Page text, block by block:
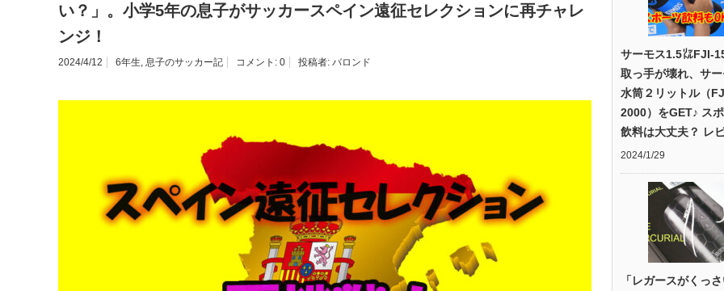
い？」。小学5年の息子がサッカースペイン遠征セレクションに再チャレ
ンジ！
2024/4/12 6年生, 息子のサッカー記 コメント: 0 投稿者: バロンド
サーモス1.5㍑FJI-
取っ手が壊れ、サ
水筒２リットル（
2000）をGET♪ ス
飲料は大丈夫？ レ
2024/1/29
「レガースがくっ